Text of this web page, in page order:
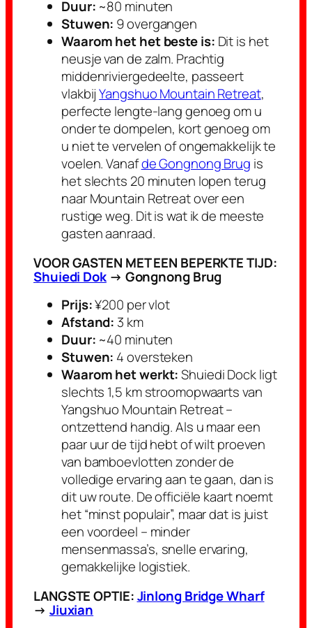
Duur: ~80 minuten
Stuwen: 9 overgangen
Waarom het het beste is: Dit is het
neusje van de zalm. Prachtig
middenriviergedeelte, passeert
vlakbijYangshuo Mountain Retreat,
perfecte lengte-lang genoeg om u
onder te dompelen, kort genoeg om
u niet te vervelen of ongemakkelijk te
voelen. Vanafde Gongnong Brug is
het slechts 20 minuten lopen terug
naar Mountain Retreat over een
rustige weg. Dit is wat ik de meeste
gasten aanraad.
VOOR GASTEN MET EEN BEPERKTE TIJD:
Shuiedi Dok→ Gongnong Brug
Prijs:¥200 per vlot
Afstand: 3 km
Duur: ~40 minuten
Stuwen: 4 oversteken
Waarom het werkt:Shuiedi Dock ligt
slechts 1,5 km stroomopwaarts van
Yangshuo Mountain Retreat –
ontzettend handig. Als u maar een
paar uur de tijd hebt of wilt proeven
van bamboevlotten zonder de
volledige ervaring aan te gaan, dan is
dit uw route. De officiële kaart noemt
het “minst populair”, maar dat is juist
een voordeel – minder
mensenmassa’s, snelle ervaring,
gemakkelijke logistiek.
LANGSTE OPTIE:Jinlong Bridge Wharf
→ Jiuxian